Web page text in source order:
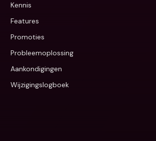
Kennis
Features
Promoties
Probleemoplossing
Aankondigingen
Wijzigingslogboek